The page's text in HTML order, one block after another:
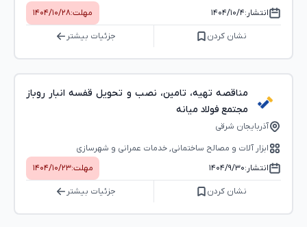
انتشار:۱۴۰۴/۱۰/۴ مهلت:۱۴۰۴/۱۰/۲۸
نشان کردن جزئیات بیشتر
مناقصه تهیه، تامین، نصب و تحویل قفسه انبار روباز
مجتمع فولاد میانه
آذربایجان شرقی
ابزار آلات و مصالح ساختمانی, خدمات عمرانی و شهرسازی
انتشار:۱۴۰۴/۹/۳۰ مهلت:۱۴۰۴/۱۰/۲۳
نشان کردن جزئیات بیشتر